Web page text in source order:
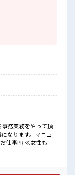
ょう！
す！
務業務をやって頂
なります。マニュ
です！ ≪時間にメ